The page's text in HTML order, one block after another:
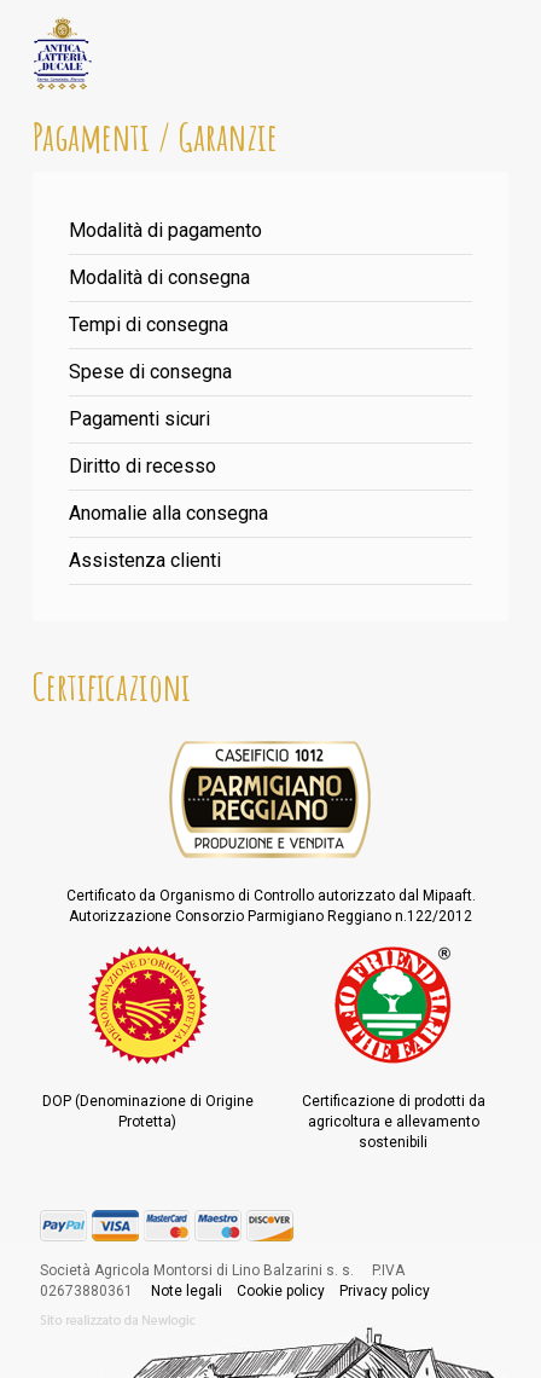
Pagamenti / Garanzie
Modalità di pagamento
Modalità di consegna
Tempi di consegna
Spese di consegna
Pagamenti sicuri
Diritto di recesso
Anomalie alla consegna
Assistenza clienti
Certificazioni
Certificato da Organismo di Controllo autorizzato dal Mipaaft.
Autorizzazione Consorzio Parmigiano Reggiano n.122/2012
DOP (Denominazione di Origine
Protetta)
Certificazione di prodotti da
agricoltura e allevamento
sostenibili
Società Agricola Montorsi di Lino Balzarini s. s. P.IVA
02673880361Note legali Cookie policy Privacy policy